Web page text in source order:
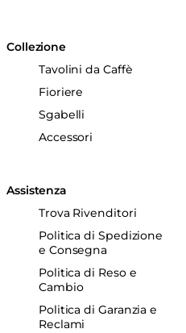
Collezione
Tavolini da Caffè
Fioriere
Sgabelli
Accessori
Assistenza
Trova Rivenditori
Politica di Spedizione
e Consegna
Politica di Reso e
Cambio
Politica di Garanzia e
Reclami